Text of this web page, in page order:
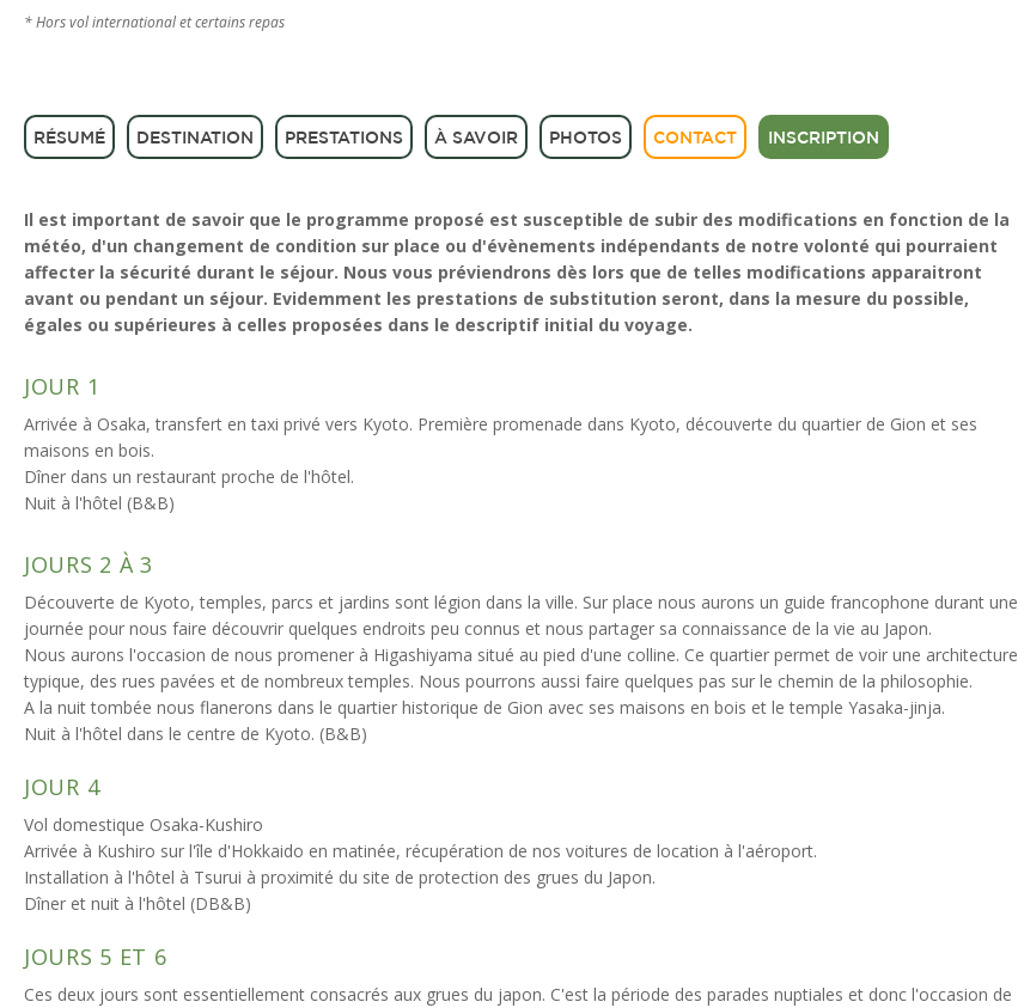
* Hors vol international et certains repas
RÉSUMÉ DESTINATION PRESTATIONS À SAVOIR PHOTOS CONTACT INSCRIPTION
Il est important de savoir que le programme proposé est susceptible de subir des modifications en fonction de la
météo, d'un changement de condition sur place ou d'évènements indépendants de notre volonté qui pourraient
affecter la sécurité durant le séjour. Nous vous préviendrons dès lors que de telles modifications apparaitront
avant ou pendant un séjour. Evidemment les prestations de substitution seront, dans la mesure du possible,
égales ou supérieures à celles proposées dans le descriptif initial du voyage.
JOUR 1
Arrivée à Osaka, transfert en taxi privé vers Kyoto. Première promenade dans Kyoto, découverte du quartier de Gion et ses
maisons en bois.
Dîner dans un restaurant proche de l'hôtel.
Nuit à l'hôtel (B&B)
JOURS 2 À 3
Découverte de Kyoto, temples, parcs et jardins sont légion dans la ville. Sur place nous aurons un guide francophone durant une
journée pour nous faire découvrir quelques endroits peu connus et nous partager sa connaissance de la vie au Japon.
Nous aurons l'occasion de nous promener à Higashiyama situé au pied d'une colline. Ce quartier permet de voir une architecture
typique, des rues pavées et de nombreux temples. Nous pourrons aussi faire quelques pas sur le chemin de la philosophie.
A la nuit tombée nous flanerons dans le quartier historique de Gion avec ses maisons en bois et le temple Yasaka-jinja.
Nuit à l'hôtel dans le centre de Kyoto. (B&B)
JOUR 4
Vol domestique Osaka-Kushiro
Arrivée à Kushiro sur l'île d'Hokkaido en matinée, récupération de nos voitures de location à l'aéroport.
Installation à l'hôtel à Tsurui à proximité du site de protection des grues du Japon.
Dîner et nuit à l'hôtel (DB&B)
JOURS 5 ET 6
Ces deux jours sont essentiellement consacrés aux grues du japon. C'est la période des parades nuptiales et donc l'occasion de